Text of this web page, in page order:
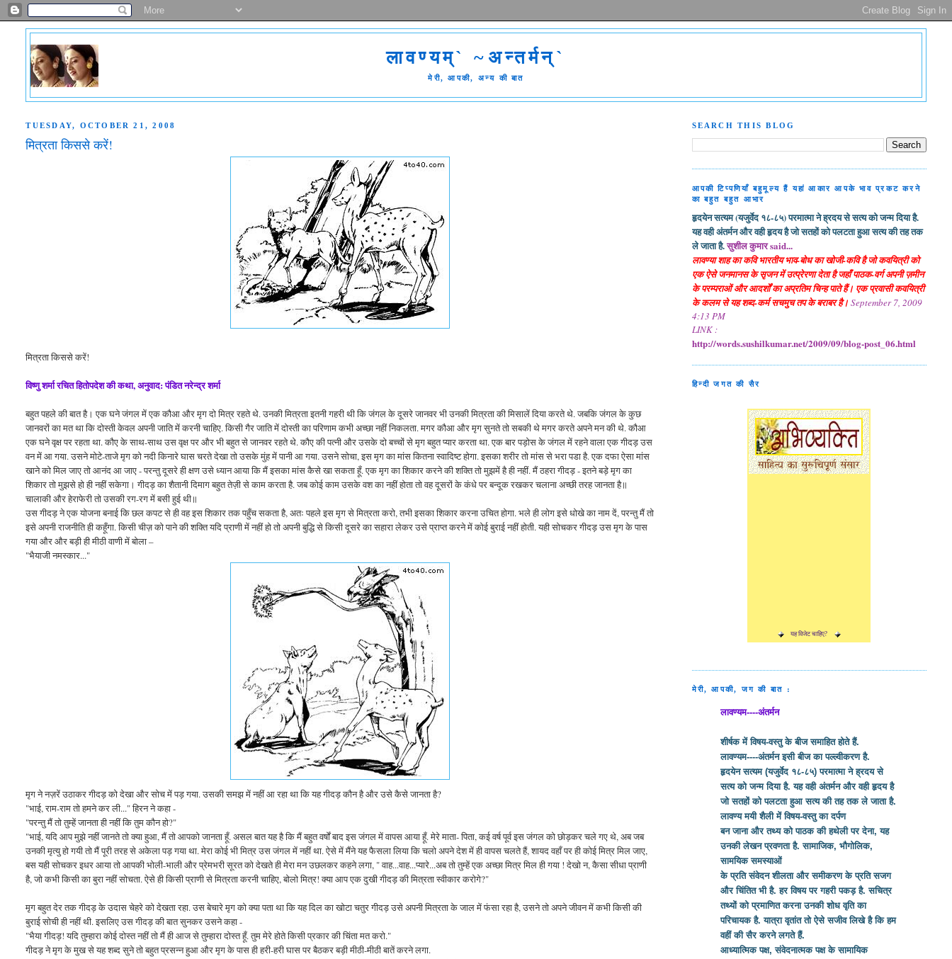
लावण्यम्` ~अन्तर्मन्`
मेरी, आपकी, अन्य की बात
TUESDAY, OCTOBER 21, 2008
मित्रता किससे करें!
मित्रता किससे करें!
विष्णु शर्मा रचित हितोपदेश की कथा, अनुवाद: पंडित नरेन्द्र शर्मा
बहुत पहले की बात है। एक घने जंगल में एक कौआ और मृग दो मित्र रहते थे. उनकी मित्रता इतनी गहरी थी कि जंगल के दूसरे जानवर भी उनकी मित्रता की मिसालें दिया करते थे. जबकि जंगल के कुछ
जानवरों का मत था कि दोस्ती केवल अपनी जाति में करनी चाहिए. किसी गैर जाति में दोस्ती का परिणाम कभी अच्छा नहीं निकलता. मगर कौआ और मृग सुनते तो सबकी थे मगर करते अपने मन की थे. कौआ
एक घने वृक्ष पर रहता था. कौए के साथ-साथ उस वृक्ष पर और भी बहुत से जानवर रहते थे. कौए की पत्नी और उसके दो बच्चों से मृग बहुत प्यार करता था. एक बार पड़ोस के जंगल में रहने वाला एक गीदड़ उस
वन में आ गया. उसने मोटे-ताजे मृग को नदी किनारे घास चरते देखा तो उसके मुंह में पानी आ गया. उसने सोचा, इस मृग का मांस कितना स्वादिष्ट होगा. इसका शरीर तो मांस से भरा पडा है. एक दफा ऐसा मांस
खाने को मिल जाए तो आनंद आ जाए - परन्तु दूसरे ही क्षण उसे ध्यान आया कि मैं इसका मांस कैसे खा सकता हूँ. एक मृग का शिकार करने की शक्ति तो मुझमें है ही नहीं. मैं ठहरा गीदड़ - इतने बड़े मृग का
शिकार तो मुझसे हो ही नहीं सकेगा। गीदड़ का शैतानी दिमाग बहुत तेज़ी से काम करता है. जब कोई काम उसके वश का नहीं होता तो वह दूसरों के कंधे पर बन्दूक रखकर चलाना अच्छी तरह जानता है॥
चालाकी और हेराफेरी तो उसकी रग-रग में बसी हुई थी॥
उस गीदड़ ने एक योजना बनाई कि छल कपट से ही वह इस शिकार तक पहुँच सकता है, अतः पहले इस मृग से मित्रता करो, तभी इसका शिकार करना उचित होगा. भले ही लोग इसे धोखे का नाम दें, परन्तु मैं तो
इसे अपनी राजनीति ही कहूँगा. किसी चीज़ को पाने की शक्ति यदि प्राणी में नहीं हो तो अपनी बुद्धि से किसी दूसरे का सहारा लेकर उसे प्राप्त करने में कोई बुराई नहीं होती. यही सोचकर गीदड़ उस मृग के पास
गया और और बड़ी ही मीठी वाणी में बोला –
"भैयाजी नमस्कार..."
मृग ने नज़रें उठाकर गीदड़ को देखा और सोच में पड़ गया. उसकी समझ में नहीं आ रहा था कि यह गीदड़ कौन है और उसे कैसे जानता है?
"भाई, राम-राम तो हमने कर ली..." हिरन ने कहा -
"परन्तु मैं तो तुम्हें जानता ही नहीं कि तुम कौन हो?"
"भाई, यदि आप मुझे नहीं जानते तो क्या हुआ, मैं तो आपको जानता हूँ. असल बात यह है कि मैं बहुत वर्षों बाद इस जंगल में वापस आया हूँ. मेरे माता- पिता, कई वर्ष पूर्व इस जंगल को छोड़कर चले गए थे, अब जब
उनकी मृत्यु हो गयी तो मैं पूरी तरह से अकेला पड़ गया था. मेरा कोई भी मित्र उस जंगल में नहीं था. ऐसे में मैंने यह फैसला लिया कि चलो अपने देश में ही वापस चलते हैं, शायद वहाँ पर ही कोई मित्र मिल जाए,
बस यही सोचकर इधर आया तो आपकी भोली-भाली और प्रेमभरी सूरत को देखते ही मेरा मन उछलकर कहने लगा, " वाह...वाह...प्यारे...अब तो तुम्हें एक अच्छा मित्र मिल ही गया ! देखो न, कैसा सीधा प्राणी
है, जो कभी किसी का बुरा नहीं सोचता. ऐसे ही किसी प्राणी से मित्रता करनी चाहिए, बोलो मित्र! क्या आप एक दुखी गीदड़ की मित्रता स्वीकार करोगे?"
मृग बहुत देर तक गीदड़ के उदास चेहरे को देखता रहा. उस बेचारे मृग को क्या पता था कि यह दिलका खोटाचतुर गीदड़ उसे अपनी मित्रता के जाल में फंसा रहा है, उसने तो अपने जीवन में कभी किसी की
बुराई सोची ही नहीं थी. इसलिए उस गीदड़ की बात सुनकर उसने कहा -
"भैया गीदड़! यदि तुम्हारा कोई दोस्त नहीं तो मैं ही आज से तुम्हारा दोस्त हूँ. तुम मेरे होते किसी प्रकार की चिंता मत करो."
गीदड़ ने मृग के मुख से यह शब्द सुने तो बहुत प्रसन्न हुआ और मृग के पास ही हरी-हरी घास पर बैठकर बड़ी मीठी-मीठी बातें करने लगा.
SEARCH THIS BLOG
आपकी टिप्पणियाँ बहुमूल्य हैं यहां आकार आपके भाव प्रकट करने
का बहुत बहुत आभार
हृदयेन सत्यम (यजुर्वेद १८-८५) परमात्मा ने ह्रदय से सत्य को जन्म दिया है.
यह वही अंतर्मन और वही हृदय है जो सतहों को पलटता हुआ सत्य की तह तक
ले जाता है.सुशील कुमार said...
लावण्या शाह का कवि भारतीय भाव-बोध का खोजी-कवि है जो कवयित्री को
एक ऐसे जनमानस के सृजन में उत्प्रेरणा देता है जहाँ पाठक-वर्ग अपनी ज़मीन
के परम्पराओं और आदर्शों का अप्रतिम चिन्ह पाते हैं। एक प्रवासी कवयित्री
के कलम से यह शब्द-कर्म सचमुच तप के बराबर है। September 7, 2009
4:13 PM
LINK :
http://words.sushilkumar.net/2009/09/blog-post_06.html
हिन्दी जगत की सैर
यह विजेट चाहिए?
मेरी, आपकी, जग की बात :
लावण्यम----अंतर्मन
शीर्षक में विषय-वस्तु के बीज समाहित होते हैं.
लावण्यम----अंतर्मन इसी बीज का पल्ल्वीकरण है.
हृदयेन सत्यम (यजुर्वेद १८-८५) परमात्मा ने ह्रदय से
सत्य को जन्म दिया है. यह वही अंतर्मन और वही हृदय है
जो सतहों को पलटता हुआ सत्य की तह तक ले जाता है.
लावण्य मयी शैली में विषय-वस्तु का दर्पण
बन जाना और तथ्य को पाठक की हथेली पर देना, यह
उनकी लेखन प्रवणता है. सामाजिक, भौगोलिक,
सामयिक समस्याओं
के प्रति संवेदन शीलता और समीकरण के प्रति सजग
और चिंतित भी है. हर विषय पर गहरी पकड़ है. सचित्र
तथ्यों को प्रमाणित करना उनकी शोध वृति का
परिचायक है. यात्रा वृतांत तो ऐसे सजीव लिखे है कि हम
वहीं की सैर करने लगते हैं.
आध्यात्मिक पक्ष, संवेदनात्मक पक्ष के सामायिक